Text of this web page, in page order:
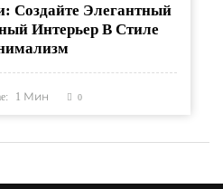
Создайте Элегантный
Интерьер В Стиле
1 Мин 0